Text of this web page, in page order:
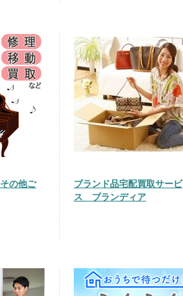
の他ご
ブランド品宅配買取サービ
ス ブランディア